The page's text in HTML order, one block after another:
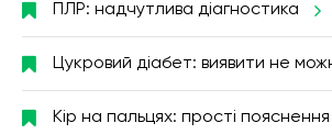
ПЛР: надчутлива діагностика
Цукровий діабет: виявити не
Кір на пальцях: прості